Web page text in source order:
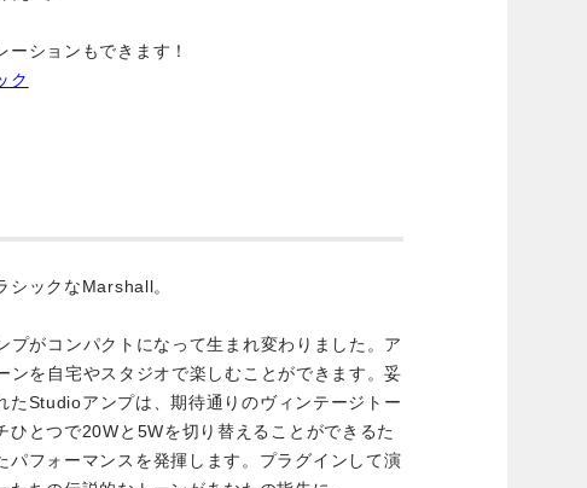
ーションもできます！
ク
シックなMarshall。
プがコンパクトになって生まれ変わりました。ア
ンを自宅やスタジオで楽しむことができます。妥
たStudioアンプは、期待通りのヴィンテージトー
ひとつで20Wと5Wを切り替えることができるた
パフォーマンスを発揮します。プラグインして演